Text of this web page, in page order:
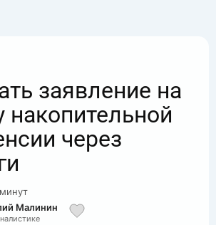
заявление на
накопительной
через
Малинин